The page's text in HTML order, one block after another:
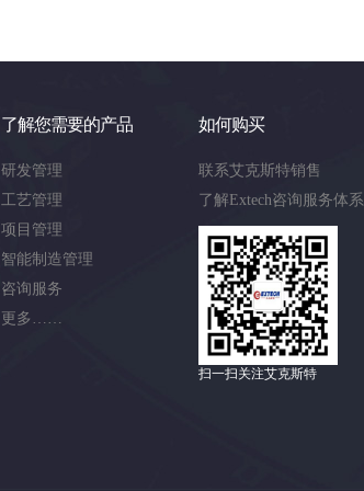
了解您需要的产品
研发管理
工艺管理
项目管理
智能制造管理
咨询服务
更多……
如何购买
联系艾克斯特销售
了解Extech咨询服务体系
扫一扫关注艾克斯特